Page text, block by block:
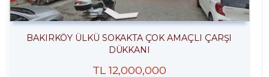
BAKIRKÖY ÜLKÜ SOKAKTA ÇOK AMAÇLI ÇARŞI
DÜKKANI
TL 12,000,000